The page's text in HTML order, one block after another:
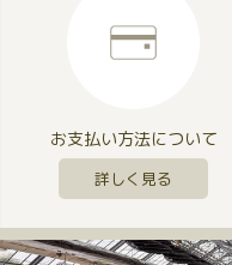
お支払い方法について
詳しく見る